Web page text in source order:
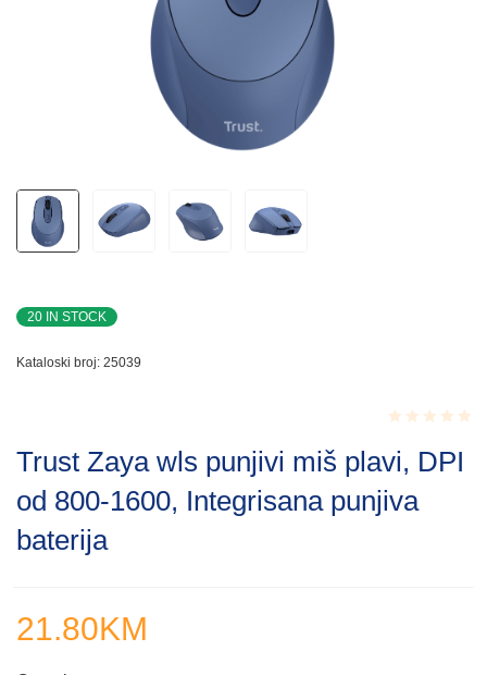
20 IN STOCK
Kataloski broj: 25039
0.001
out
of
5
Trust Zaya wls punjivi miš plavi, DPI
od 800-1600, Integrisana punjiva
baterija
21.80KM